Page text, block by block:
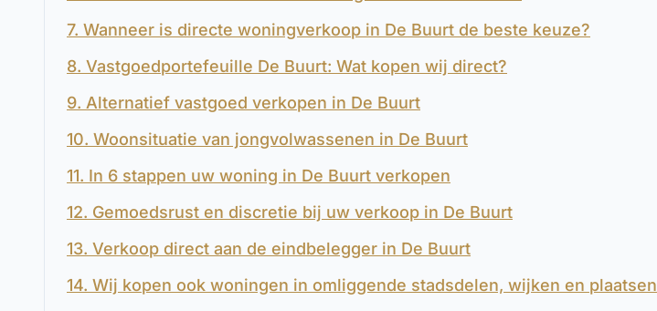
7. Wanneer is directe woningverkoop in De Buurt de beste keuze?
8. Vastgoedportefeuille De Buurt: Wat kopen wij direct?
9. Alternatief vastgoed verkopen in De Buurt
10. Woonsituatie van jongvolwassenen in De Buurt
11. In 6 stappen uw woning in De Buurt verkopen
12. Gemoedsrust en discretie bij uw verkoop in De Buurt
13. Verkoop direct aan de eindbelegger in De Buurt
14. Wij kopen ook woningen in omliggende stadsdelen, wijken en plaatsen